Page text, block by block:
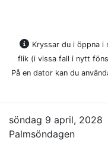
Kryssar du i öppna i
flik (i vissa fall i nytt
På en dator kan du
söndag 9 april, 2028
Palmsöndagen